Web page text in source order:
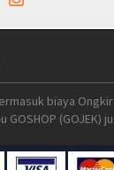
biaya Ongkir
GOSHOP (GOJEK)